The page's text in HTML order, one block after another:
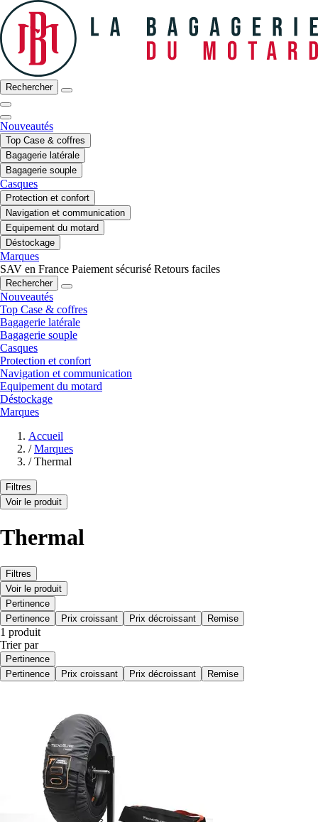
Rechercher
Nouveautés
Top Case & coffres
Bagagerie latérale
Bagagerie souple
Casques
Protection et confort
Navigation et communication
Equipement du motard
Déstockage
Marques
SAV en France Paiement sécurisé Retours faciles
Rechercher
Nouveautés
Top Case & coffres
Bagagerie latérale
Bagagerie souple
Casques
Protection et confort
Navigation et communication
Equipement du motard
Déstockage
Marques
Accueil
/ Marques
/ Thermal
Filtres
Voir le produit
Thermal
Filtres
Voir le produit
Pertinence
Pertinence
Prix croissant Prix décroissant Remise
1 produit
Trier par
Pertinence
Pertinence
Prix croissant Prix décroissant Remise